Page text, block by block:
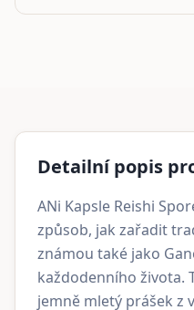
Detailní popis
ANi Kapsle Reishi
způsob, jak zařadit
známou také jako
každodenního života.
jemně mletý prášek z